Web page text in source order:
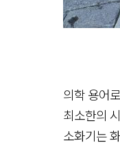
의학 용어
최소한의
소화기는